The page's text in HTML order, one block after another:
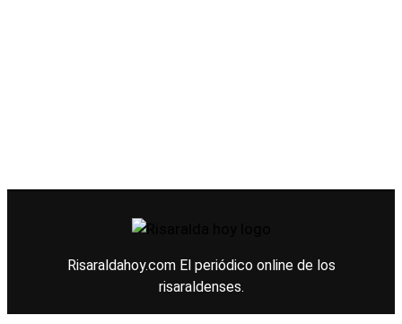
Risaraldahoy.com El periódico online de los
risaraldenses.